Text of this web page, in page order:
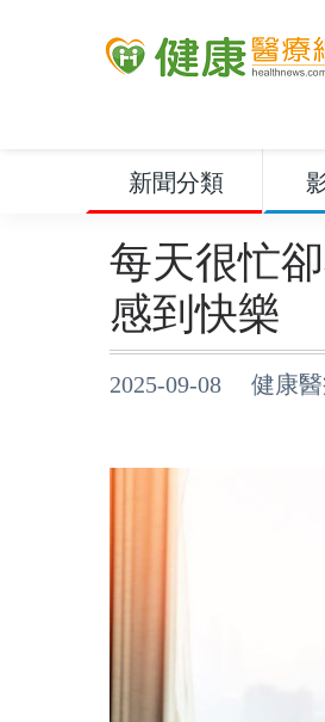
新聞分類
每天很忙
感到快樂
2025-09-08 健康醫